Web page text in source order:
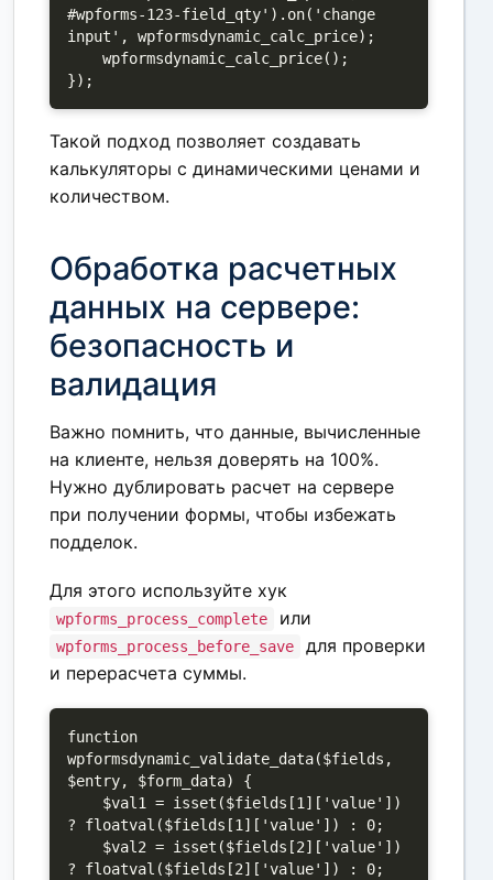
#wpforms-123-field_qty').on('change
input', wpformsdynamic_calc_price);
});
Такой подход позволяет создавать
калькуляторы с динамическими ценами и
количеством.
Обработка расчетных
данных на сервере:
безопасность и
валидация
Важно помнить, что данные, вычисленные
на клиенте, нельзя доверять на 100%.
Нужно дублировать расчет на сервере
при получении формы, чтобы избежать
подделок.
Для этого используйте хук
wpforms_process_complete или
wpforms_process_before_save
для проверки
и перерасчета суммы.
function
wpformsdynamic_validate_data($fields,
$entry, $form_data) {
? floatval($fields[1]['value']) : 0;
? floatval($fields[2]['value']) : 0;